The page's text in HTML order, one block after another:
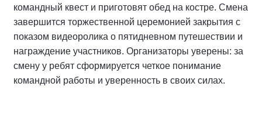
командный квест и приготовят обед на костре. Смена
завершится торжественной церемонией закрытия с
показом видеоролика о пятидневном путешествии и
награждение участников. Организаторы уверены: за
смену у ребят сформируется четкое понимание
командной работы и уверенность в своих силах.